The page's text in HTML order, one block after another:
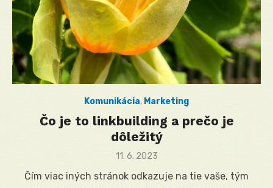
Komunikácia, Marketing
Čo je to linkbuilding a prečo je
dôležitý
Posted
11. 6. 2023
Čím viac iných stránok odkazuje na tie vaše, tým